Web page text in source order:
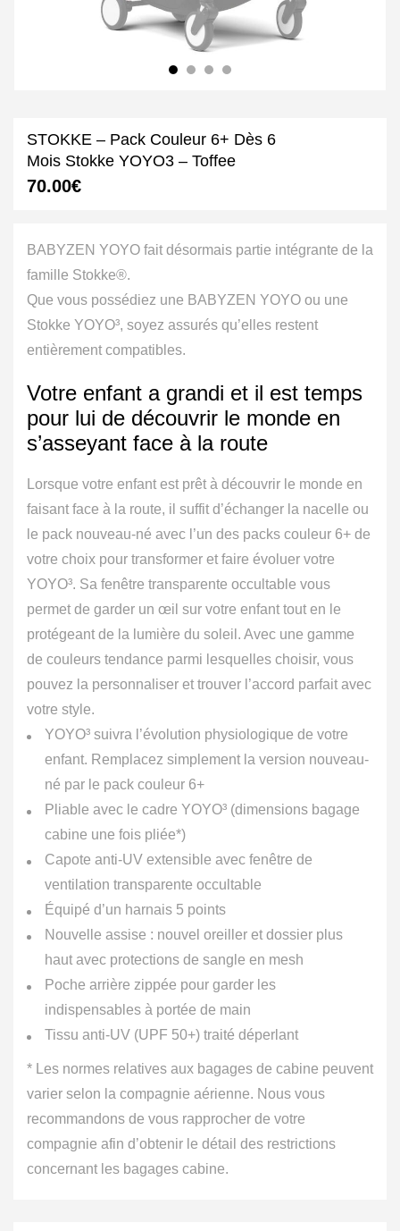
STOKKE – Pack Couleur 6+ Dès 6
Mois Stokke YOYO3 – Toffee
70.00€
BABYZEN YOYO fait désormais partie intégrante de la
famille Stokke®.
Que vous possédiez une BABYZEN YOYO ou une
Stokke YOYO³, soyez assurés qu’elles restent
entièrement compatibles.
Votre enfant a grandi et il est temps
pour lui de découvrir le monde en
s’asseyant face à la route
Lorsque votre enfant est prêt à découvrir le monde en
faisant face à la route, il suffit d’échanger la nacelle ou
le pack nouveau-né avec l’un des packs couleur 6+ de
votre choix pour transformer et faire évoluer votre
YOYO³. Sa fenêtre transparente occultable vous
permet de garder un œil sur votre enfant tout en le
protégeant de la lumière du soleil. Avec une gamme
de couleurs tendance parmi lesquelles choisir, vous
pouvez la personnaliser et trouver l’accord parfait avec
votre style.
YOYO³ suivra l’évolution physiologique de votre
enfant. Remplacez simplement la version nouveau-
né par le pack couleur 6+
Pliable avec le cadre YOYO³ (dimensions bagage
cabine une fois pliée*)
Capote anti-UV extensible avec fenêtre de
ventilation transparente occultable
Équipé d’un harnais 5 points
Nouvelle assise : nouvel oreiller et dossier plus
haut avec protections de sangle en mesh
Poche arrière zippée pour garder les
indispensables à portée de main
Tissu anti-UV (UPF 50+) traité déperlant
* Les normes relatives aux bagages de cabine peuvent
varier selon la compagnie aérienne. Nous vous
recommandons de vous rapprocher de votre
compagnie afin d’obtenir le détail des restrictions
concernant les bagages cabine.